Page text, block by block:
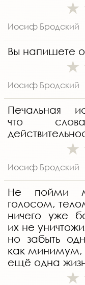
Иосиф Бродский
Вы напишете
Иосиф Бродский
Печальная
что
Иосиф Бродский
Не пойми
голосом,
ничего уже
их не
но забыть
как минимум,
ещё одна